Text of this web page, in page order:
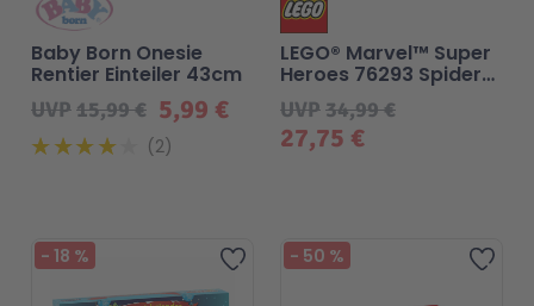
5,99 €
UVP15,99 €
Baby Born Onesie
Rentier Einteiler 43cm
2 27,75 €
UVP34,99 €
LEGO® Marvel™ Super
Heroes 76293 Spider-
Man Adventskalender
2024
Zur Wunschliste
- 18 %
Beliebt - 50 %